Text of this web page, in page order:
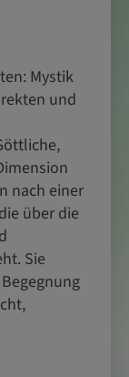
Mystik
und
nach einer
über die
Sie